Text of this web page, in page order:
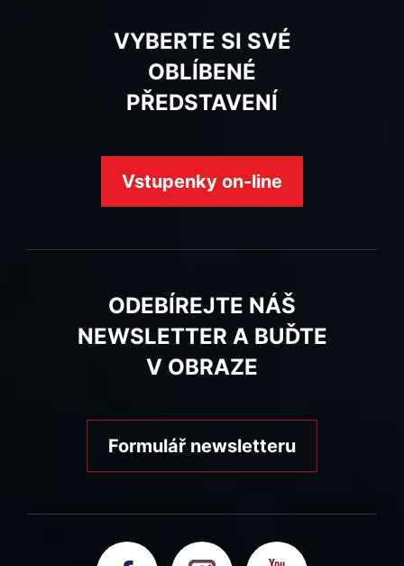
VYBERTE SI SVÉ
OBLÍBENÉ
PŘEDSTAVENÍ
Vstupenky on-line
ODEBÍREJTE NÁŠ
NEWSLETTER A BUĎTE
V OBRAZE
Formulář newsletteru